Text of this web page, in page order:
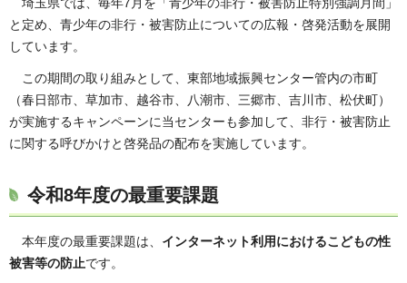
と定め、青少年の非行・被害防止についての広報・啓発活動を展開
しています。
この期間の取り組みとして、東部地域振興センター管内の市町
（春日部市、草加市、越谷市、八潮市、三郷市、吉川市、松伏町）
が実施するキャンペーンに当センターも参加して、非行・被害防止
に関する呼びかけと啓発品の配布を実施しています。
令和8年度の最重要課題
本年度の最重要課題は、 インターネット利用におけるこどもの性
被害等の防止です。